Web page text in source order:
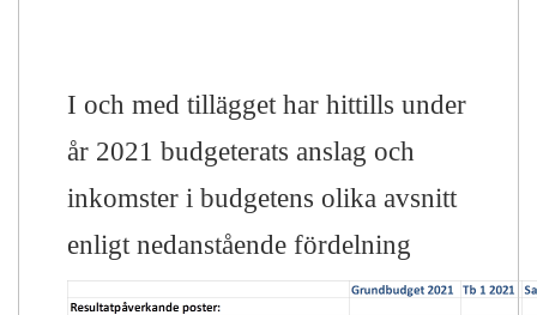
I och med tillägget har hittills under
år 2021 budgeterats anslag och
inkomster i budgetens olika avsnitt
enligt nedanstående fördelning